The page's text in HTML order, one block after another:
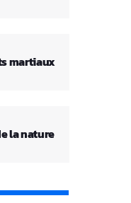
martiaux
la nature